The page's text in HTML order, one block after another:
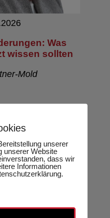
Was
wissen sollten
Mold
unserer
unserer Website
dass wir
Informationen